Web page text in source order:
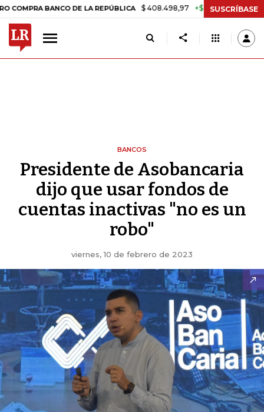
BANCO DE LA REPÚBLICA $ 408.498,97 +$ 8.753,81 +2,19%
SUSCRÍBASE
BANCOS
Presidente de Asobancaria
dijo que usar fondos de
cuentas inactivas "no es un
robo"
viernes, 10 de febrero de 2023